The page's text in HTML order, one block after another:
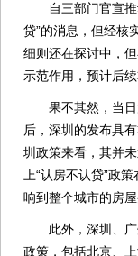
自三部门官宣推
贷”的消息，但经核
细则还在探讨中，
示范作用，预计后
果不其然，当日
后，深圳的发布具
圳政策来看，其并
上“认房不认贷”政
响到整个城市的房屋
此外，深圳、广
政策，包括北京、